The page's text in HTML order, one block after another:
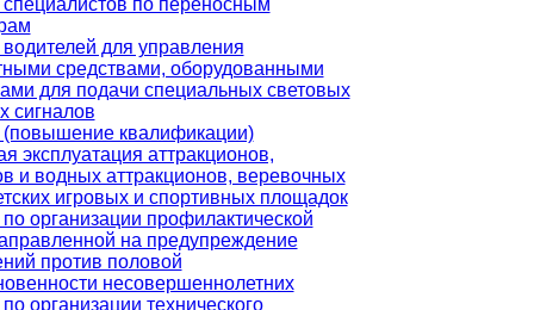
для управления
средствами, оборудованными
для подачи специальных световых
сигналов
квалификации)
эксплуатация аттракционов,
и водных аттракционов, веревочных
игровых и спортивных площадок
организации профилактической
на предупреждение
против половой
несовершеннолетних
организации технического